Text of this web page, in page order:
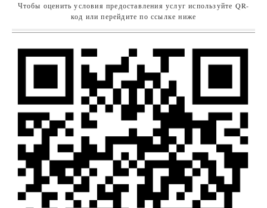
Чтобы оценить условия предоставления услуг используйте QR-
код или перейдите по ссылке ниже